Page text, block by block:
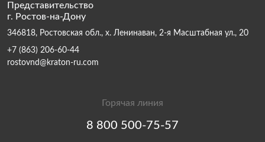
Представительство
г. Ростов-на-Дону
346818, Ростовская обл., х. Ленинаван, 2-я Масштабная ул., 20
+7 (863) 206-60-44
rostovnd@kraton-ru.com
Горячая линия
8 800 500-75-57